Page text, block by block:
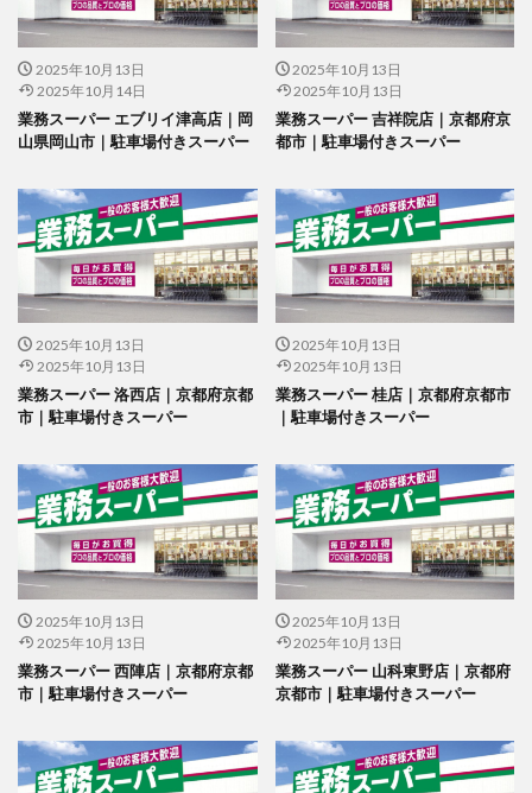
2025年10月13日
2025年10月14日
業務スーパー エブリイ津高店｜岡
山県岡山市｜駐車場付きスーパー
2025年10月13日
2025年10月13日
業務スーパー 吉祥院店｜京都府京
都市｜駐車場付きスーパー
2025年10月13日
2025年10月13日
業務スーパー 洛西店｜京都府京都
市｜駐車場付きスーパー
2025年10月13日
2025年10月13日
業務スーパー 桂店｜京都府京都市
｜駐車場付きスーパー
2025年10月13日
2025年10月13日
業務スーパー 西陣店｜京都府京都
市｜駐車場付きスーパー
2025年10月13日
2025年10月13日
業務スーパー 山科東野店｜京都府
京都市｜駐車場付きスーパー